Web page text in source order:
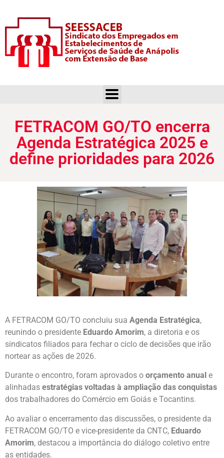
FETRACOM GO/TO encerra
Agenda Estratégica 2025 e
define prioridades para 2026
A FETRACOM GO/TO concluiu sua Agenda Estratégica,
reunindo o presidente Eduardo Amorim, a diretoria e os
sindicatos filiados para fechar o ciclo de decisões que irão
nortear as ações de 2026.
Durante o encontro, foram aprovados o orçamento anual e
alinhadas estratégias voltadas à ampliação das conquistas
dos trabalhadores do Comércio em Goiás e Tocantins.
Ao avaliar o encerramento das discussões, o presidente da
FETRACOM GO/TO e vice-presidente da CNTC, Eduardo
Amorim, destacou a importância do diálogo coletivo entre
as entidades.